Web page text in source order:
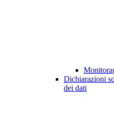
Dichiarazioni
dei dati